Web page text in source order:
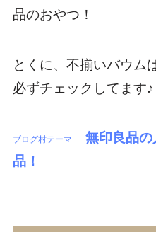
品のおやつ！
とくに、不揃いバウム
必ずチェックしてます♪
ブログ村テーマ
無印良品
品！